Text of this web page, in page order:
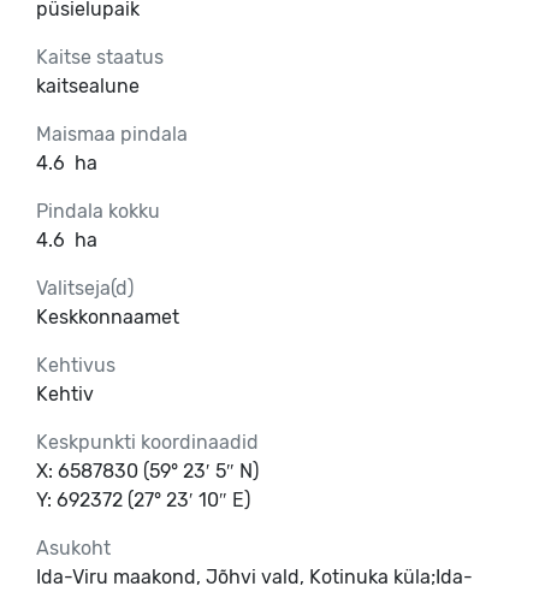
püsielupaik
Kaitse staatus
kaitsealune
Maismaa pindala
4.6 ha
Pindala kokku
4.6 ha
Valitseja(d)
Keskkonnaamet
Kehtivus
Kehtiv
Keskpunkti koordinaadid
X: 6587830 (59° 23′ 5″ N)
Y: 692372 (27° 23′ 10″ E)
Asukoht
Ida-Viru maakond, Jõhvi vald, Kotinuka küla;Ida-